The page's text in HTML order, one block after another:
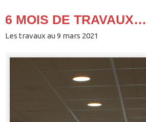
6 MOIS DE TRAVAUX…
Les travaux au 9 mars 2021